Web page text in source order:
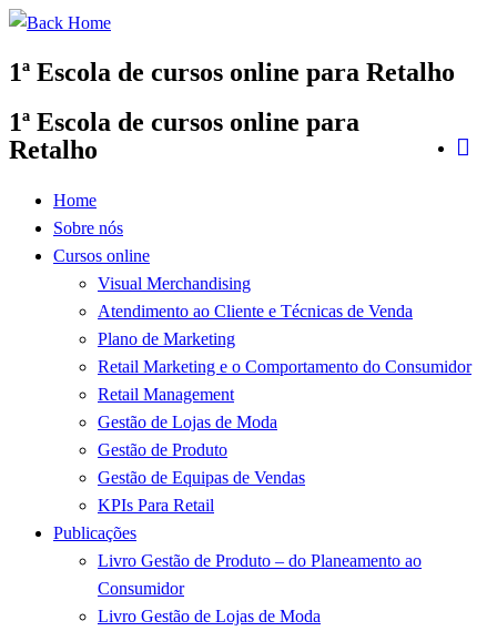
Skip
content
1ª Escola de cursos online para Retalho
1ª Escola de cursos online para
Retalho
Home
Sobre nós
Cursos online
Visual Merchandising
Atendimento ao Cliente e Técnicas de Venda
Plano de Marketing
Retail Marketing e o Comportamento do Consumidor
Retail Management
Gestão de Lojas de Moda
Gestão de Produto
Gestão de Equipas de Vendas
KPIs Para Retail
Publicações
Livro Gestão de Produto – do Planeamento ao
Consumidor
Livro Gestão de Lojas de Moda